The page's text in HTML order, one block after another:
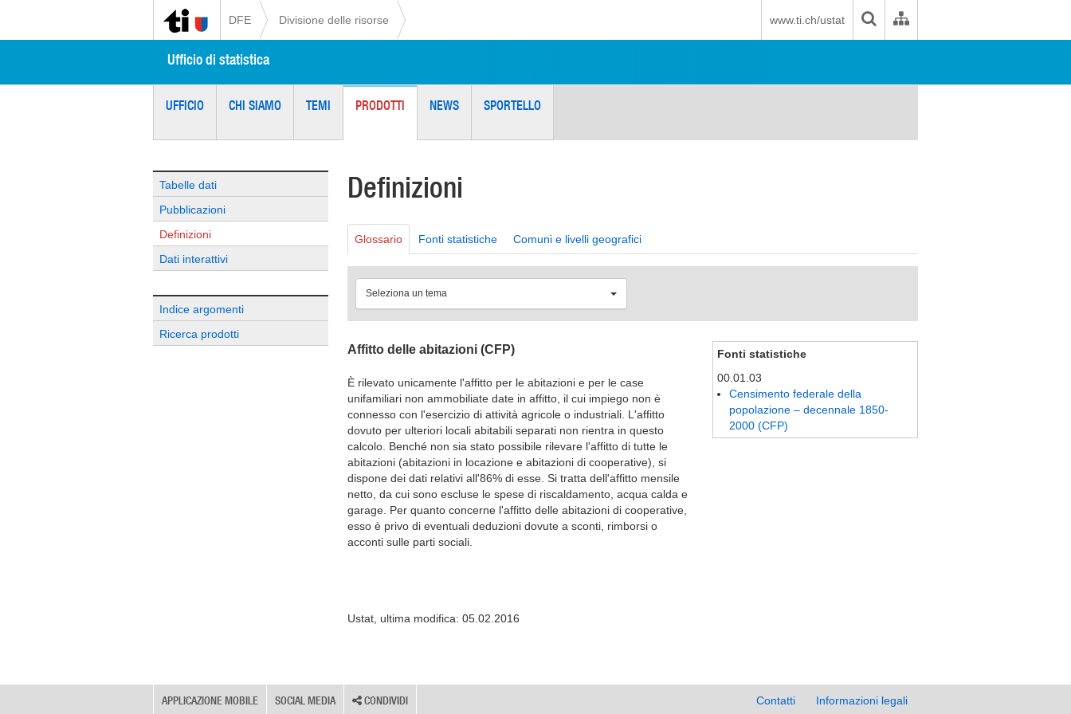
DFE Divisione delle risorse www.ti.ch/ustat
Ufficio di statistica
UFFICIO CHI SIAMO TEMI PRODOTTI NEWS SPORTELLO
Tabelle dati
Pubblicazioni
Definizioni
Dati interattivi
Indice argomenti
Ricerca prodotti
Definizioni
Glossario Fonti statistiche Comuni e livelli geografici
Seleziona un tema
Affitto delle abitazioni (CFP)
È rilevato unicamente l'affitto per le abitazioni e per le case
unifamiliari non ammobiliate date in affitto, il cui impiego non è
connesso con l'esercizio di attività agricole o industriali. L'affitto
dovuto per ulteriori locali abitabili separati non rientra in questo
calcolo. Benché non sia stato possibile rilevare l'affitto di tutte le
abitazioni (abitazioni in locazione e abitazioni di cooperative), si
dispone dei dati relativi all'86% di esse. Si tratta dell'affitto mensile
netto, da cui sono escluse le spese di riscaldamento, acqua calda e
garage. Per quanto concerne l'affitto delle abitazioni di cooperative,
esso è privo di eventuali deduzioni dovute a sconti, rimborsi o
acconti sulle parti sociali.
Ustat, ultima modifica: 05.02.2016
Fonti statistiche
00.01.03
Censimento federale della
popolazione – decennale 1850-
2000 (CFP)
APPLICAZIONE MOBILE SOCIAL MEDIA CONDIVIDI Contatti Informazioni legali